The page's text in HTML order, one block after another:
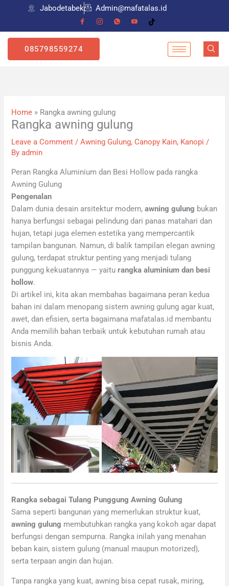
content
Jabodetabek Admin@mafatalas.id
085798559274
Home » Rangka awning gulung
Rangka awning gulung
Leave a Comment /Awning Gulung,Canopy Kain, Kanopi /
Byadmin
Peran Rangka Aluminium dan Besi Hollow pada rangka
Awning Gulung
Pengenalan
Dalam dunia desain arsitektur modern,awning gulung bukan
hanya berfungsi sebagai pelindung dari panas matahari dan
hujan, tetapi juga elemen estetika yang mempercantik
tampilan bangunan. Namun, di balik tampilan elegan awning
gulung, terdapat struktur penting yang menjadi tulang
punggung kekuatannya — yaiturangka aluminium dan besi
hollow.
Di artikel ini, kita akan membahas bagaimana peran kedua
bahan ini dalam menopang sistem awning gulung agar kuat,
awet, dan efisien, serta bagaimana mafatalas.id membantu
Anda memilih bahan terbaik untuk kebutuhan rumah atau
bisnis Anda.
Rangka sebagai Tulang Punggung Awning Gulung
Sama seperti bangunan yang memerlukan struktur kuat,
awning gulung membutuhkan rangka yang kokoh agar dapat
berfungsi dengan sempurna. Rangka inilah yang menahan
beban kain, sistem gulung (manual maupun motorized),
serta terpaan angin dan hujan.
Tanpa rangka yang kuat, awning bisa cepat rusak, miring,